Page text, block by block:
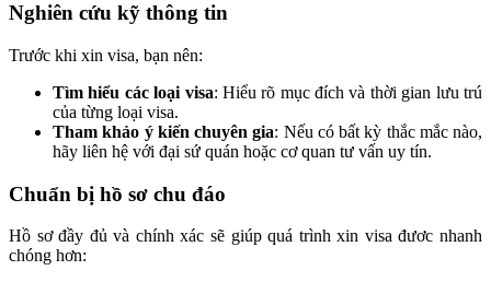
Nghiên cứu kỹ thông tin
Trước khi xin visa, bạn nên:
Tìm hiểu các loại visa: Hiểu rõ mục đích và thời gian lưu trú
của từng loại visa.
Tham khảo ý kiến chuyên gia: Nếu có bất kỳ thắc mắc nào,
hãy liên hệ với đại sứ quán hoặc cơ quan tư vấn uy tín.
Chuẩn bị hồ sơ chu đáo
Hồ sơ đầy đủ và chính xác sẽ giúp quá trình xin visa đươc nhanh
chóng hơn: